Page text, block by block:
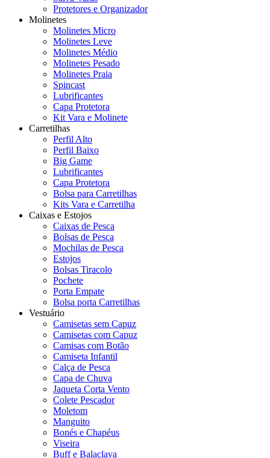
Protetores e Organizador
Molinetes
Molinetes Micro
Molinetes Leve
Molinetes Médio
Molinetes Pesado
Molinetes Praia
Spincast
Lubrificantes
Capa Protetora
Kit Vara e Molinete
Carretilhas
Perfil Alto
Perfil Baixo
Big Game
Lubrificantes
Capa Protetora
Bolsa para Carretilhas
Kits Vara e Carretilha
Caixas e Estojos
Caixas de Pesca
Bolsas de Pesca
Mochilas de Pesca
Estojos
Bolsas Tiracolo
Pochete
Porta Empate
Bolsa porta Carretilhas
Vestuário
Camisetas sem Capuz
Camisetas com Capuz
Camisas com Botão
Camiseta Infantil
Calça de Pesca
Capa de Chuva
Jaqueta Corta Vento
Colete Pescador
Moletom
Manguito
Bonés e Chapéus
Viseira
Buff e Balaclava